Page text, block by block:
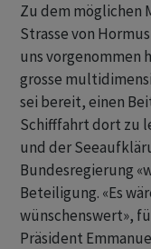
Zu dem möglichen
Strasse von
uns vorgenommen
grosse
sei bereit, einen
Schifffahrt dort zu
und der
Bundesregierung
Beteiligung. «Es
wünschenswert»,
Präsident